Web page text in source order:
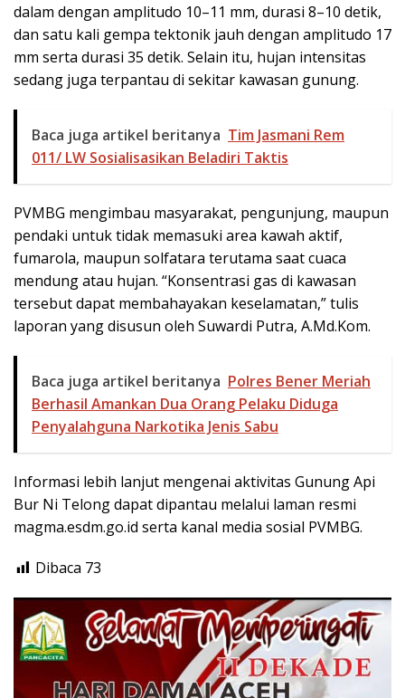
dalam dengan amplitudo 10–11 mm, durasi 8–10 detik,
dan satu kali gempa tektonik jauh dengan amplitudo 17
mm serta durasi 35 detik. Selain itu, hujan intensitas
sedang juga terpantau di sekitar kawasan gunung.
Baca juga artikel beritanya Tim Jasmani Rem
011/ LW Sosialisasikan Beladiri Taktis
PVMBG mengimbau masyarakat, pengunjung, maupun
pendaki untuk tidak memasuki area kawah aktif,
fumarola, maupun solfatara terutama saat cuaca
mendung atau hujan. “Konsentrasi gas di kawasan
tersebut dapat membahayakan keselamatan,” tulis
laporan yang disusun oleh Suwardi Putra, A.Md.Kom.
Baca juga artikel beritanya Polres Bener Meriah
Berhasil Amankan Dua Orang Pelaku Diduga
Penyalahguna Narkotika Jenis Sabu
Informasi lebih lanjut mengenai aktivitas Gunung Api
Bur Ni Telong dapat dipantau melalui laman resmi
magma.esdm.go.id serta kanal media sosial PVMBG.
Dibaca 73